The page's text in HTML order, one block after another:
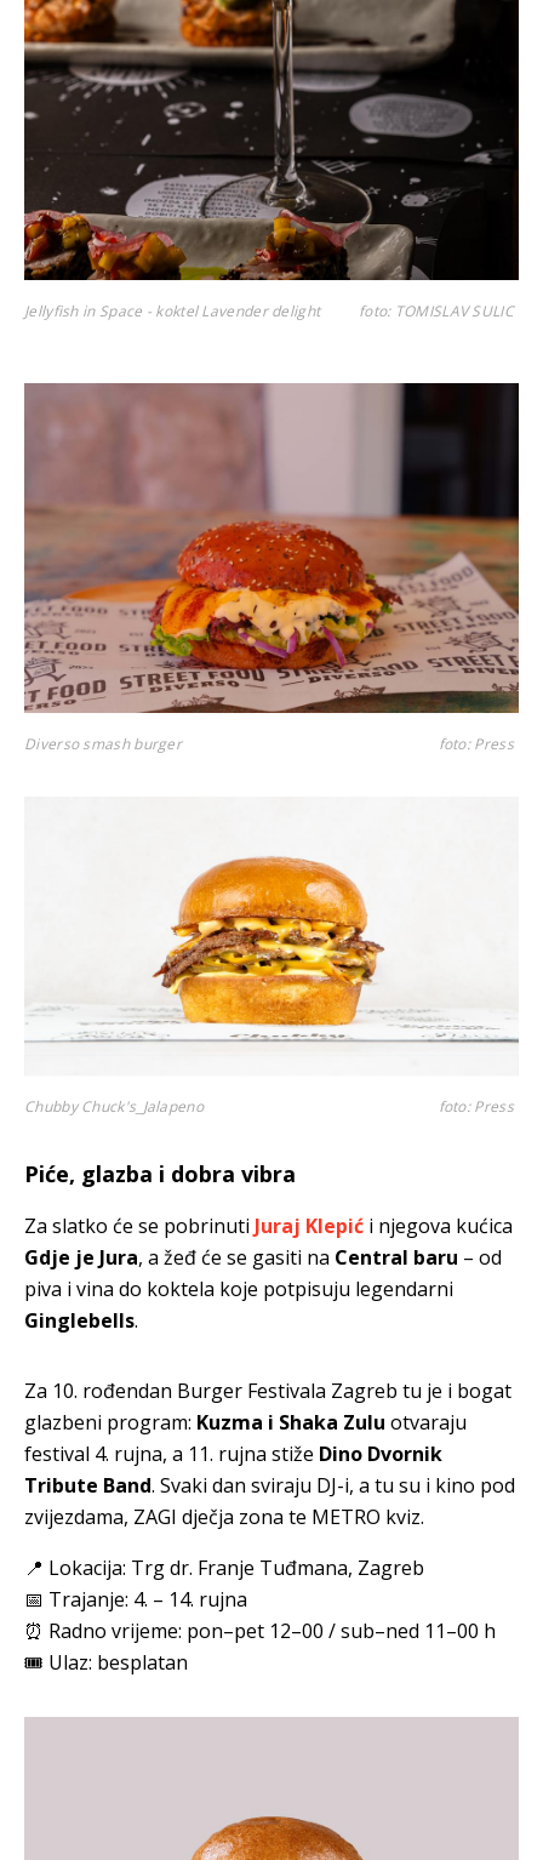
Jellyfish in Space - koktel Lavender delight foto: TOMISLAV SULIC
Diverso smash burger foto: Press
Chubby Chuck's_Jalapeno foto: Press
Piće, glazba i dobra vibra
Za slatko će se pobrinuti Juraj Klepić i njegova kućica
Gdje je Jura, a žeđ će se gasiti na Central baru – od
piva i vina do koktela koje potpisuju legendarni
Ginglebells.
Za 10. rođendan Burger Festivala Zagreb tu je i bogat
glazbeni program: Kuzma i Shaka Zulu otvaraju
festival 4. rujna, a 11. rujna stiže Dino Dvornik
Tribute Band. Svaki dan sviraju DJ-i, a tu su i kino pod
zvijezdama, ZAGI dječja zona te METRO kviz.
📍 Lokacija: Trg dr. Franje Tuđmana, Zagreb
📅 Trajanje: 4. – 14. rujna
⏰ Radno vrijeme: pon–pet 12–00 / sub–ned 11–00 h
🎟 Ulaz: besplatan